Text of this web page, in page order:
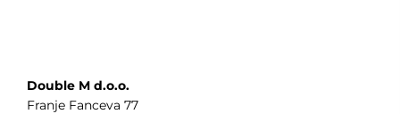
Double M d.o.o.
Franje Fanceva 77